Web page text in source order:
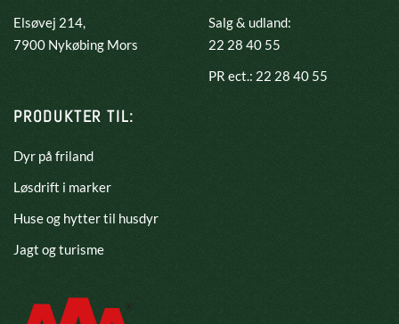
Elsøvej 214,
​7900 Nykøbing Mors
Salg & udland:
22 28 40 55
PR ect.: 22 28 40 55
PRODUKTER TIL:
Dyr på friland
Løsdrift i marker
Huse og hytter til husdyr
Jagt og turisme